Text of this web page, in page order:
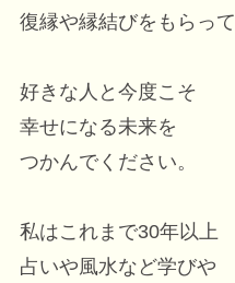
復縁や縁結びをもらって
好きな人と今度こそ
幸せになる未来を
つかんでください。
私はこれまで30年以上
占いや風水など学びや